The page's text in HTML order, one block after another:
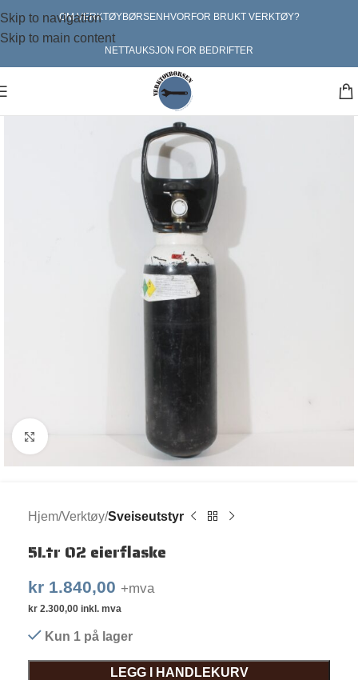
Skip to navigation
Skip to main content
OM VERKTØYBØRSEN HVORFOR BRUKT VERKTØY?
NETTAUKSJON FOR BEDRIFTER
Klikk for større bilde
Hjem Verktøy Sveiseutstyr
5Ltr O2 eierflaske
kr 1.840,00 +mva
kr 2.300,00 inkl. mva
Kun 1 på lager
LEGG I HANDLEKURV